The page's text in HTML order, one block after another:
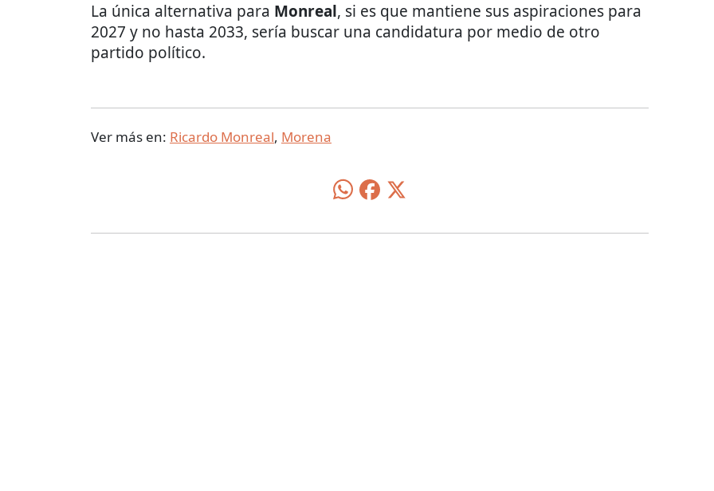
La única alternativa para Monreal, si es que mantiene sus aspiraciones para
2027 y no hasta 2033, sería buscar una candidatura por medio de otro
partido político.
Ver más en: Ricardo Monreal, Morena